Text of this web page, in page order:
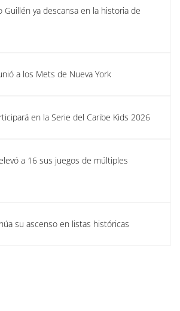
Guillén ya descansa en la historia de
a los Mets de Nueva York
en la Serie del Caribe Kids 2026
a 16 sus juegos de múltiples
su ascenso en listas históricas